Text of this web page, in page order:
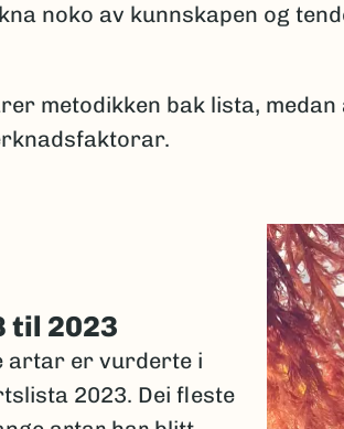
noko av kunnskapen og
metodikken bak lista,
til 2023
artar er vurderte i
2023. Dei fleste